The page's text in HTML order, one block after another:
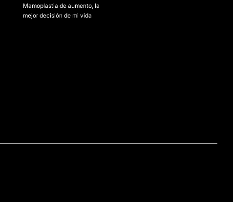
Mamoplastia de aumento, la
mejor decisión de mi vida